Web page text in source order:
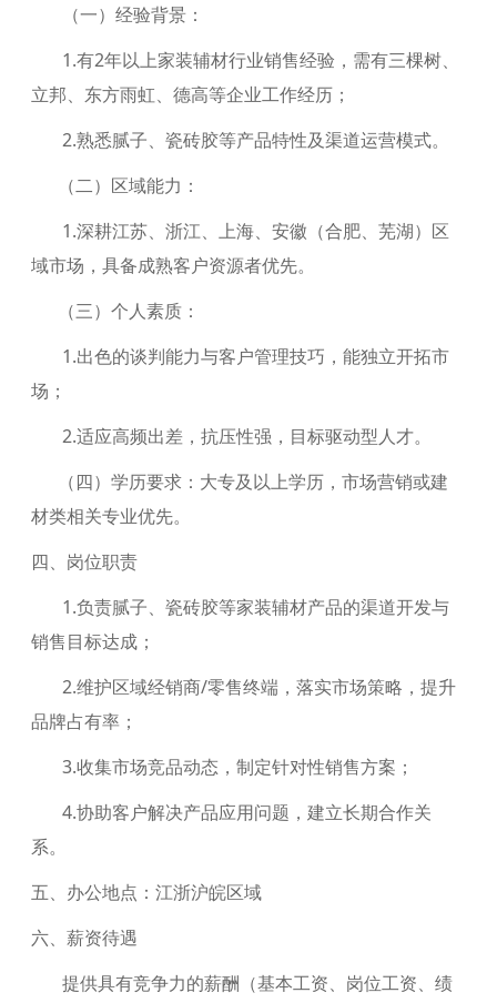
（一）经验背景：
1.有2年以上家装辅材行业销售经验，需有三棵树、
立邦、东方雨虹、德高等企业工作经历；
2.熟悉腻子、瓷砖胶等产品特性及渠道运营模式。
（二）区域能力：
1.深耕江苏、浙江、上海、安徽（合肥、芜湖）区
域市场，具备成熟客户资源者优先。
（三）个人素质：
1.出色的谈判能力与客户管理技巧，能独立开拓市
场；
2.适应高频出差，抗压性强，目标驱动型人才。
（四）学历要求：大专及以上学历，市场营销或建
材类相关专业优先。
四、岗位职责
1.负责腻子、瓷砖胶等家装辅材产品的渠道开发与
销售目标达成；
2.维护区域经销商/零售终端，落实市场策略，提升
品牌占有率；
3.收集市场竞品动态，制定针对性销售方案；
4.协助客户解决产品应用问题，建立长期合作关
系。
五、办公地点：江浙沪皖区域
六、薪资待遇
提供具有竞争力的薪酬（基本工资、岗位工资、绩